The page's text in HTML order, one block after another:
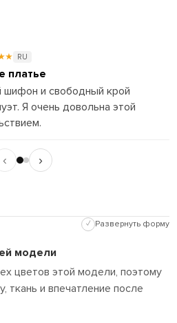
RU
платье
шифон и свободный крой
Я очень довольна этой
‹ ›
✓ Развернуть форму
модели
цветов этой модели, поэтому
ткань и впечатление после